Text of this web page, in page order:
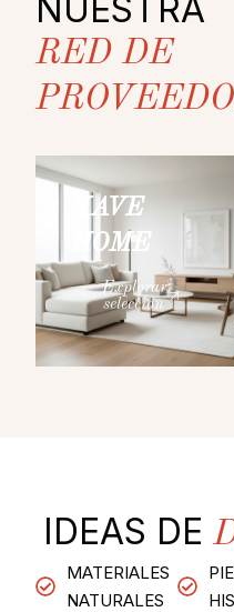
NUESTRA
RED DE
KAVE
HOME
Explorar
selección
IDEAS DE
MATERIALES
NATURALES